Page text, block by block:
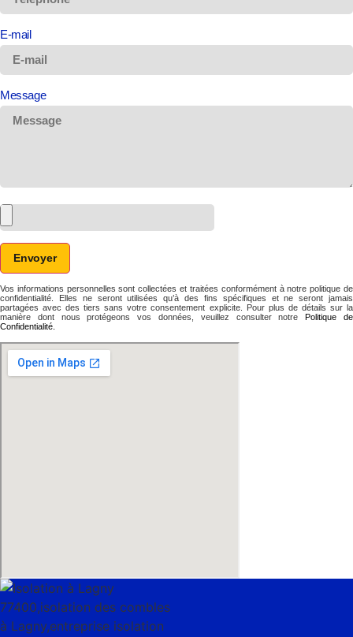
E-mail
Message
Envoyer
Vos informations personnelles sont collectées et traitées conformément à notre politique de
confidentialité. Elles ne seront utilisées qu’à des fins spécifiques et ne seront jamais
partagées avec des tiers sans votre consentement explicite. Pour plus de détails sur la
manière dont nous protégeons vos données, veuillez consulter notrePolitique de
Confidentialité.